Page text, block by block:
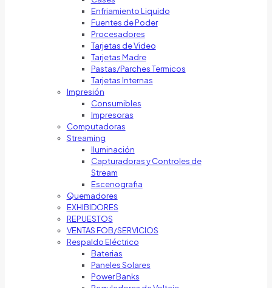
Enfriamiento Liquido
Fuentes de Poder
Procesadores
Tarjetas de Video
Tarjetas Madre
Pastas/Parches Termicos
Tarjetas Internas
Impresión
Consumibles
Impresoras
Computadoras
Streaming
Iluminación
Capturadoras y Controles de
Stream
Escenografia
Quemadores
EXHIBIDORES
REPUESTOS
VENTAS FOB/SERVICIOS
Respaldo Eléctrico
Baterias
Paneles Solares
Power Banks